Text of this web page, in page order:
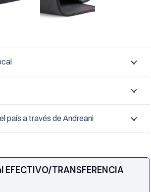
país a través de Andreani
TRANSFERENCIA